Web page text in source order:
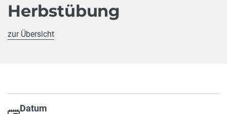
Herbstübung
zur Übersicht
Datum